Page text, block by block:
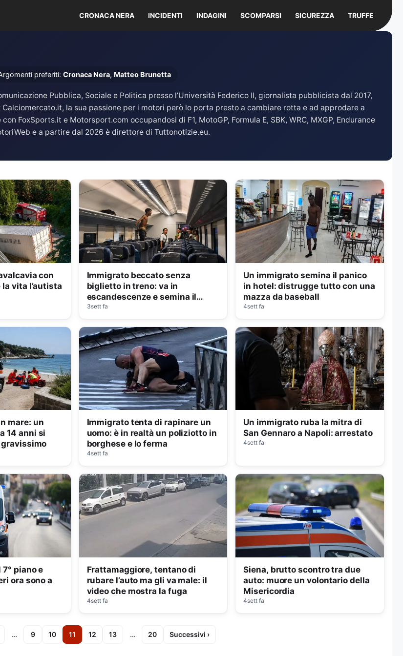
CRONACA NERA INCIDENTI INDAGINI SCOMPARSI SICUREZZA TRUFFE
preferiti: Cronaca Nera, Matteo Brunetta
Pubblica, Sociale e Politica presso l’Università Federico II, giornalista pubblicista dal 2017,
la sua passione per i motori però lo porta presto a cambiare rotta e ad approdare a
FoxSports.it e Motorsport.com occupandosi di F1, MotoGP, Formula E, SBK, WRC, MXGP, Endurance
e a partire dal 2026 è direttore di Tuttonotizie.eu.
con
vita l’autista
Immigrato beccato senza
biglietto in treno: va in
escandescenze e semina il
panico
3sett fa
Un immigrato semina il panico
in hotel: distrugge tutto con una
mazza da baseball
4sett fa
mare: un
14 anni si
gravissimo
Immigrato tenta di rapinare un
uomo: è in realtà un poliziotto in
borghese e lo ferma
4sett fa
Un immigrato ruba la mitra di
San Gennaro a Napoli: arrestato
4sett fa
piano e
ora sono a
Frattamaggiore, tentano di
rubare l’auto ma gli va male: il
video che mostra la fuga
4sett fa
Siena, brutto scontro tra due
auto: muore un volontario della
Misericordia
4sett fa
… 9 10 11 12 13 … 20 Successivi ›